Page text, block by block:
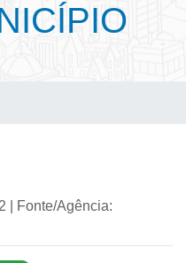
| Fonte/Agência: